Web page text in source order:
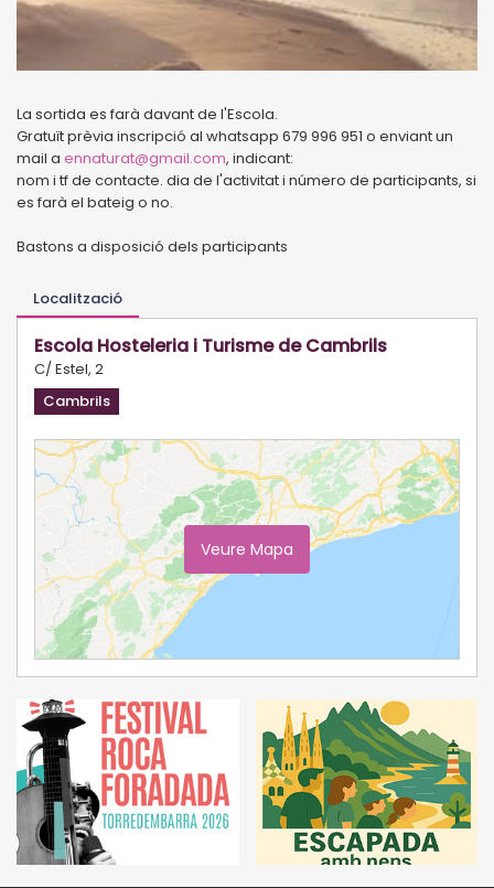
La sortida es farà davant de l'Escola.
Gratuït prèvia inscripció al whatsapp 679 996 951 o enviant un
mail a ennaturat@gmail.com, indicant:
nom i tf de contacte. dia de l'activitat i número de participants, si
es farà el bateig o no.
Bastons a disposició dels participants
Localització
Escola Hosteleria i Turisme de Cambrils
C/ Estel, 2
Cambrils
Veure Mapa